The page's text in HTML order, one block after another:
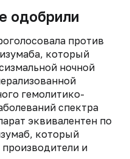
одобрили
против
который
ночной
гемолитико-
спектра
эквивалентен по
который
и